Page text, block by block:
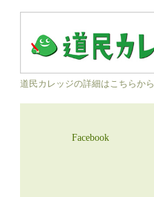
道民カレッジの詳細はこちらから
Facebook